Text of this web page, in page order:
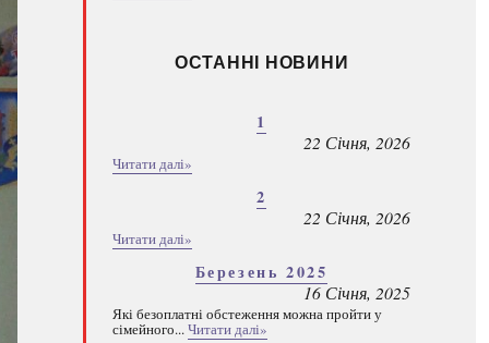
ОСТАННІ НОВИНИ
1
22 Січня, 2026
Читати далі»
2
22 Січня, 2026
Читати далі»
Березень 2025
16 Січня, 2025
Які безоплатні обстеження можна пройти у
сімейного...Читати далі»